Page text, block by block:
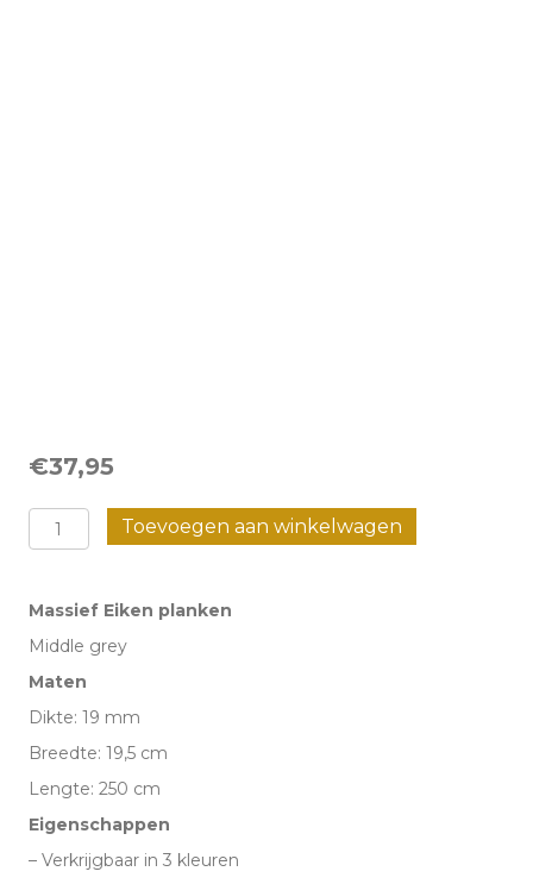
€37,95
Massieve
Eiken
Middle
grey
aantal
Toevoegen aan winkelwagen
Massief Eiken planken
Middle grey
Maten
Dikte: 19 mm
Breedte: 19,5 cm
Lengte: 250 cm
Eigenschappen
– Verkrijgbaar in 3 kleuren